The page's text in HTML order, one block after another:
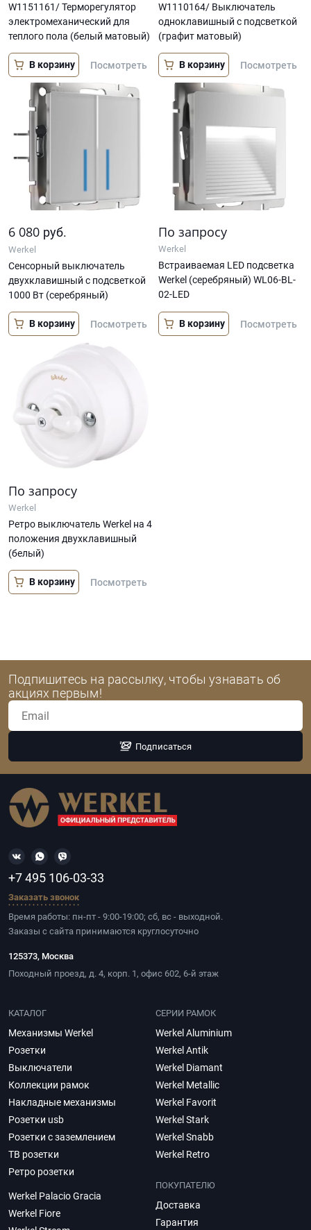
W1151161/ Терморегулятор
электромеханический для
теплого пола (белый матовый)
В корзину Посмотреть
W1110164/ Выключатель
одноклавишный с подсветкой
(графит матовый)
В корзину Посмотреть
6 080 руб.
Werkel
Сенсорный выключатель
двухклавишный с подсветкой
1000 Вт (серебряный)
В корзину Посмотреть
По запросу
Werkel
Встраиваемая LED подсветка
Werkel (серебряный) WL06-BL-
02-LED
В корзину Посмотреть
По запросу
Werkel
Ретро выключатель Werkel на 4
положения двухклавишный
(белый)
В корзину Посмотреть
Подпишитесь на рассылку, чтобы узнавать об
акциях первым!
Подписаться
+7 495 106-03-33
Заказать звонок
Время работы: пн-пт - 9:00-19:00; сб, вс - выходной.
Заказы с сайта принимаются круглосуточно
125373, Москва
Походный проезд, д. 4, корп. 1, офис 602, 6-й этаж
КАТАЛОГ
Механизмы Werkel
Розетки
Выключатели
Коллекции рамок
Накладные механизмы
Розетки usb
Розетки с заземлением
ТВ розетки
Ретро розетки
СЕРИИ РАМОК
Werkel Aluminium
Werkel Antik
Werkel Diamant
Werkel Metallic
Werkel Favorit
Werkel Stark
Werkel Snabb
Werkel Retro
Werkel Palacio Gracia
Werkel Fiore
ПОКУПАТЕЛЮ
Доставка
Гарантия